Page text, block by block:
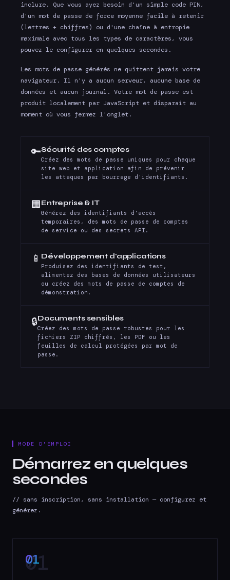
inclure. Que vous ayez besoin d'un simple code PIN,
d'un mot de passe de force moyenne facile à retenir
(lettres + chiffres) ou d'une chaîne à entropie
maximale avec tous les types de caractères, vous
pouvez le configurer en quelques secondes.
Les mots de passe générés ne quittent jamais votre
navigateur. Il n'y a aucun serveur, aucune base de
données et aucun journal. Votre mot de passe est
produit localement par JavaScript et disparaît au
moment où vous fermez l'onglet.
🔑Sécurité des comptes
Créez des mots de passe uniques pour chaque
site web et application afin de prévenir
les attaques par bourrage d'identifiants.
🏢 Entreprise & IT
Générez des identifiants d'accès
temporaires, des mots de passe de comptes
de service ou des secrets API.
📱 Développement d'applications
Produisez des identifiants de test,
alimentez des bases de données utilisateurs
ou créez des mots de passe de comptes de
démonstration.
🔒Documents sensibles
Créez des mots de passe robustes pour les
fichiers ZIP chiffrés, les PDF ou les
feuilles de calcul protégées par mot de
passe.
MODE D'EMPLOI
Démarrez en quelques
secondes
// sans inscription, sans installation — configurez et
générez.
01